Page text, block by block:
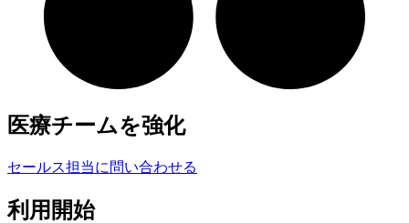
医療チームを強化
セールス担当に問い合わせる
利用開始